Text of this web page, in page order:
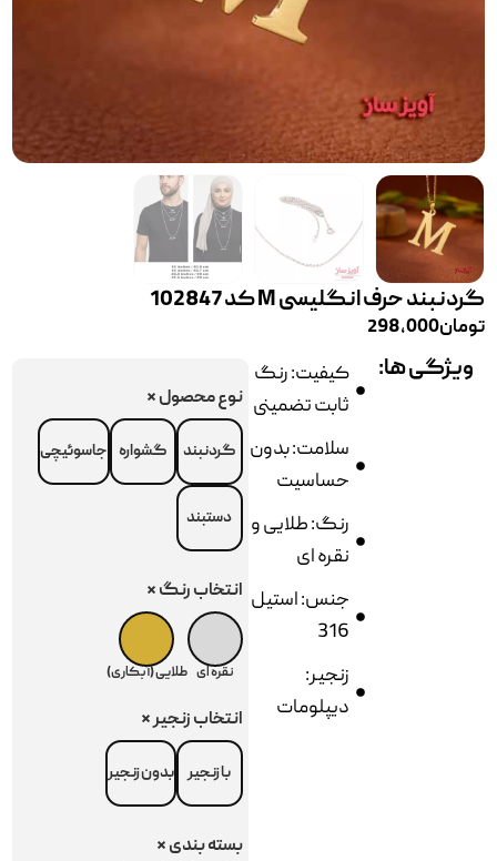
گردنبند حرف انگلیسی M کد 102847
تومان298,000
ویژگی ها:
کیفیت: رنگ
ثابت تضمینی
سلامت: بدون
حساسیت
رنگ: طلایی و
نقره ای
جنس: استیل
316
زنجیر:
دیپلومات
نوع محصول*
گردنبند گشواره جاسوئیچی
دستبند
انتخاب رنگ*
نقره ای طلایی (آبکاری)
انتخاب زنجیر*
با زنجیر بدون زنجیر
بسته بندی*